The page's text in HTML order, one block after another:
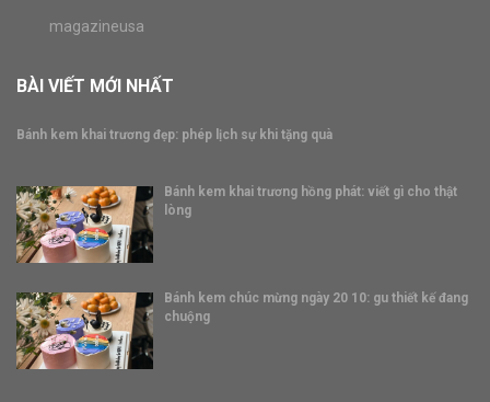
magazineusa
BÀI VIẾT MỚI NHẤT
Bánh kem khai trương đẹp: phép lịch sự khi tặng quà
Bánh kem khai trương hồng phát: viết gì cho thật
lòng
Bánh kem chúc mừng ngày 20 10: gu thiết kế đang
chuộng